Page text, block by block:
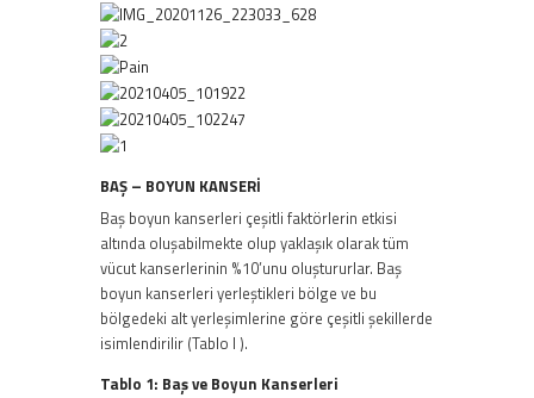
TEDAVILER
CERRAHILER
HASTA BILGILENDIRME
VIDEO KBB
HABERLER
BAŞ – BOYUN KANSERİ
Baş boyun kanserleri çeşitli faktörlerin etkisi
altında oluşabilmekte olup yaklaşık olarak tüm
vücut kanserlerinin %10’unu oluştururlar. Baş
boyun kanserleri yerleştikleri bölge ve bu
bölgedeki alt yerleşimlerine göre çeşitli şekillerde
isimlendirilir (Tablo I ).
Tablo 1: Baş ve Boyun Kanserleri